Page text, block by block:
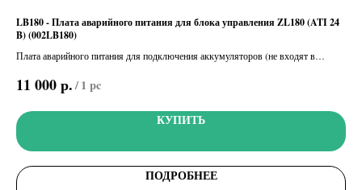
LB180 - Плата аварийного питания для блока управления ZL180 (ATI 24
B) (002LB180)
Плата аварийного питания для подключения аккумуляторов (не входят в
11 000р./1 pc
КУПИТЬ
ПОДРОБНЕЕ